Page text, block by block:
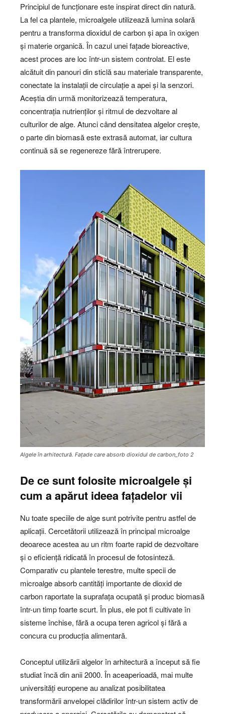
Principiul de funcționare este inspirat direct din natură.
La fel ca plantele, microalgele utilizează lumina solară
pentru a transforma dioxidul de carbon și apa în oxigen
și materie organică. În cazul unei fațade bioreactive,
acest proces are loc într-un sistem controlat. El este
alcătuit din panouri din sticlă sau materiale transparente,
conectate la instalații de circulație a apei și la senzori.
Aceștia din urmă monitorizează temperatura,
concentrația nutrienților și ritmul de dezvoltare al
culturilor de alge. Atunci când densitatea algelor crește,
o parte din biomasă este extrasă automat, iar cultura
continuă să se regenereze fără întrerupere.
Algele în arhitectură. Fațade care absorb dioxidul de carbon_foto 2
De ce sunt folosite microalgele și
cum a apărut ideea fațadelor vii
Nu toate speciile de alge sunt potrivite pentru astfel de
aplicații. Cercetătorii utilizează în principal microalge
deoarece acestea au un ritm foarte rapid de dezvoltare
și o eficiență ridicată în procesul de fotosinteză.
Comparativ cu plantele terestre, multe specii de
microalge absorb cantități importante de dioxid de
carbon raportate la suprafața ocupată și produc biomasă
într-un timp foarte scurt. În plus, ele pot fi cultivate în
sisteme închise, fără a ocupa teren agricol și fără a
concura cu producția alimentară.
Conceptul utilizării algelor în arhitectură a început să fie
studiat încă din anii 2000. În aceaperioadă, mai multe
universități europene au analizat posibilitatea
transformării anvelopei clădirilor într-un sistem activ de